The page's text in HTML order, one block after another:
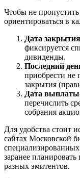
Чтобы не
ориентироваться в
Дата
фиксируется
дивиденды.
Последний
приобрести не
закрытия
Дата
перечислить
собрания
Для удобства стоит
сайтах Московской
заранее
разных эмитентов.